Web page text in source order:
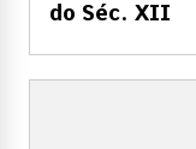
do Séc. XII